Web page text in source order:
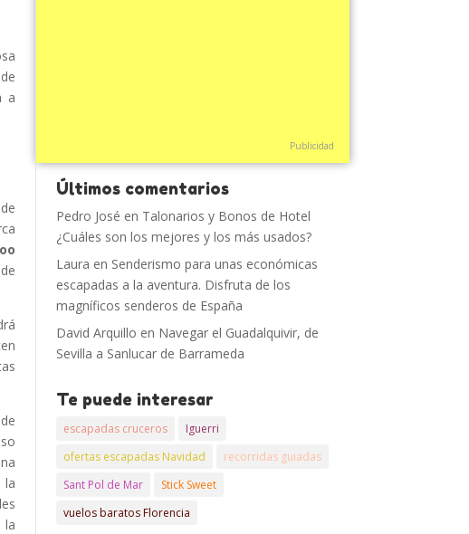
a
la
la
Publicidad
Últimos comentarios
Pedro José en Talonarios y Bonos de Hotel
¿Cuáles son los mejores y los más usados?
Laura en Senderismo para unas económicas
escapadas a la aventura. Disfruta de los
magníficos senderos de España
David Arquillo en Navegar el Guadalquivir, de
Sevilla a Sanlucar de Barrameda
Te puede interesar
escapadas cruceros
Iguerri
ofertas escapadas Navidad
recorridas guiadas
Sant Pol de Mar
Stick Sweet
vuelos baratos Florencia